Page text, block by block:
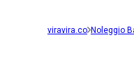
viravira.co Noleggio